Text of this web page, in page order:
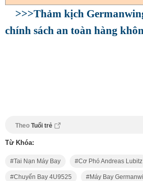
>>>Thảm kịch
chính sách an toàn hàng
Theo Tuổi trẻ
Từ Khóa:
Tai Nạn Máy Bay Cơ Phó Andreas Lubitz
Chuyến Bay 4U9525 Máy Bay